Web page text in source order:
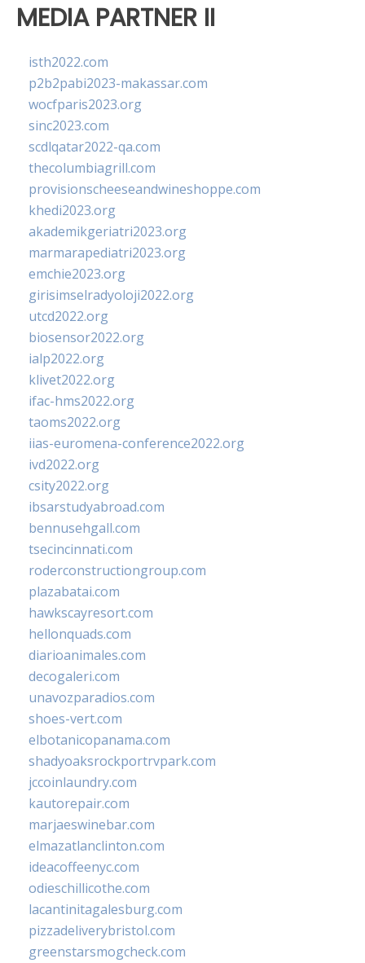
MEDIA PARTNER II
isth2022.com
p2b2pabi2023-makassar.com
wocfparis2023.org
sinc2023.com
scdlqatar2022-qa.com
thecolumbiagrill.com
provisionscheeseandwineshoppe.com
khedi2023.org
akademikgeriatri2023.org
marmarapediatri2023.org
emchie2023.org
girisimselradyoloji2022.org
utcd2022.org
biosensor2022.org
ialp2022.org
klivet2022.org
ifac-hms2022.org
taoms2022.org
iias-euromena-conference2022.org
ivd2022.org
csity2022.org
ibsarstudyabroad.com
bennusehgall.com
tsecincinnati.com
roderconstructiongroup.com
plazabatai.com
hawkscayresort.com
hellonquads.com
diarioanimales.com
decogaleri.com
unavozparadios.com
shoes-vert.com
elbotanicopanama.com
shadyoaksrockportrvpark.com
jccoinlaundry.com
kautorepair.com
marjaeswinebar.com
elmazatlanclinton.com
ideacoffeenyc.com
odieschillicothe.com
lacantinitagalesburg.com
pizzadeliverybristol.com
greenstarsmogcheck.com